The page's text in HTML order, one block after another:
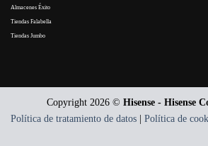
Almacenes Éxito
Tiendas Falabella
Tiendas Jumbo
Copyright 2026 © Hisense - Hisense
Política de tratamiento de datos | Política de